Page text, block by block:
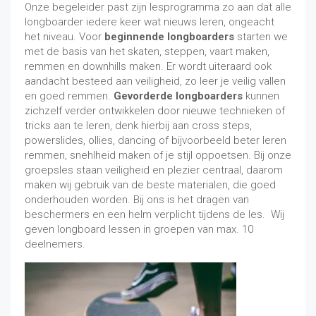
Onze begeleider past zijn lesprogramma zo aan dat alle
longboarder iedere keer wat nieuws leren, ongeacht
het niveau. Voor beginnende longboarders starten we
met de basis van het skaten, steppen, vaart maken,
remmen en downhills maken. Er wordt uiteraard ook
aandacht besteed aan veiligheid, zo leer je veilig vallen
en goed remmen. Gevorderde longboarders kunnen
zichzelf verder ontwikkelen door nieuwe technieken of
tricks aan te leren, denk hierbij aan cross steps,
powerslides, ollies, dancing of bijvoorbeeld beter leren
remmen, snehlheid maken of je stijl oppoetsen. Bij onze
groepsles staan veiligheid en plezier centraal, daarom
maken wij gebruik van de beste materialen, die goed
onderhouden worden. Bij ons is het dragen van
beschermers en een helm verplicht tijdens de les. Wij
geven longboard lessen in groepen van max. 10
deelnemers.